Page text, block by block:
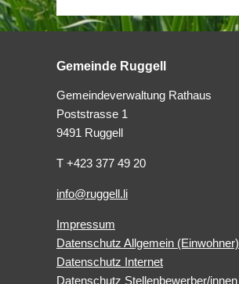
Gemeinde Ruggell
Gemeindeverwaltung Rathaus
Poststrasse 1
9491 Ruggell
T +423 377 49 20
info@ruggell.li
Impressum
Datenschutz Allgemein (Einwohner)
Datenschutz Internet
Datenschutz Stellenbewerber/innen